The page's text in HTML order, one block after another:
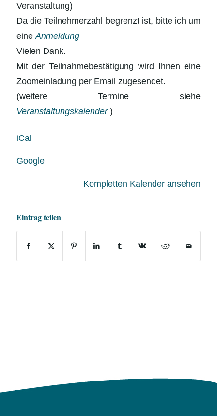
Veranstaltung)
Da die Teilnehmerzahl begrenzt ist, bitte ich um
eineAnmeldung
Vielen Dank.
Mit der Teilnahmebestätigung wird Ihnen eine
Zoomeinladung per Email zugesendet.
(weitere Termine siehe
Veranstaltungskalender)
iCal
Google
Kompletten Kalender ansehen
Eintrag teilen